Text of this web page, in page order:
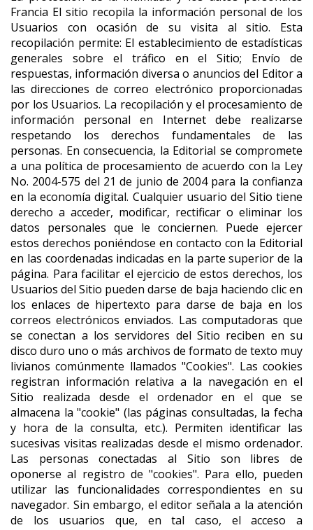
Francia El sitio recopila la información personal de los
Usuarios con ocasión de su visita al sitio. Esta
recopilación permite: El establecimiento de estadísticas
generales sobre el tráfico en el Sitio; Envío de
respuestas, información diversa o anuncios del Editor a
las direcciones de correo electrónico proporcionadas
por los Usuarios. La recopilación y el procesamiento de
información personal en Internet debe realizarse
respetando los derechos fundamentales de las
personas. En consecuencia, la Editorial se compromete
a una política de procesamiento de acuerdo con la Ley
No. 2004-575 del 21 de junio de 2004 para la confianza
en la economía digital. Cualquier usuario del Sitio tiene
derecho a acceder, modificar, rectificar o eliminar los
datos personales que le conciernen. Puede ejercer
estos derechos poniéndose en contacto con la Editorial
en las coordenadas indicadas en la parte superior de la
página. Para facilitar el ejercicio de estos derechos, los
Usuarios del Sitio pueden darse de baja haciendo clic en
los enlaces de hipertexto para darse de baja en los
correos electrónicos enviados. Las computadoras que
se conectan a los servidores del Sitio reciben en su
disco duro uno o más archivos de formato de texto muy
livianos comúnmente llamados "Cookies". Las cookies
registran información relativa a la navegación en el
Sitio realizada desde el ordenador en el que se
almacena la "cookie" (las páginas consultadas, la fecha
y hora de la consulta, etc.). Permiten identificar las
sucesivas visitas realizadas desde el mismo ordenador.
Las personas conectadas al Sitio son libres de
oponerse al registro de "cookies". Para ello, pueden
utilizar las funcionalidades correspondientes en su
navegador. Sin embargo, el editor señala a la atención
de los usuarios que, en tal caso, el acceso a